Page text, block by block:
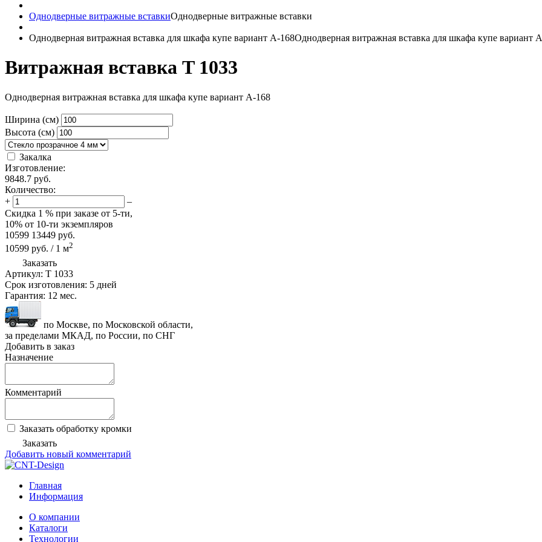
Однодверные витражные вставкиОднодверные витражные вставки
Однодверная витражная вставка для шкафа купе вариант A-168Однодверная витражная вставка для шкафа купе вариант
Витражная вставка T 1033
Однодверная витражная вставка для шкафа купе вариант A-168
Ширина (см)
Высота (см)
Закалка
Изготовление:
9848.7 руб.
Количество:
+
–
Скидка 1 % при заказе от 5-ти,
10% от 10-ти экземпляров
10599 13449 руб.
10599 руб. / 1 м2
Заказать
Артикул: T 1033
Срок изготовления: 5 дней
Гарантия: 12 мес.
по Москве, по Московской области,
за пределами МКАД, по России, по СНГ
Добавить в заказ
Назначение
Комментарий
Заказать обработку кромки
Заказать
Добавить новый комментарий
Главная
Информация
О компании
Каталоги
Технологии